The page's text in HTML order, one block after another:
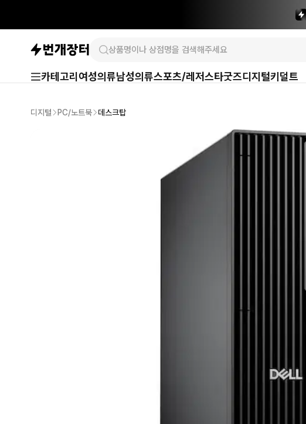
카테고리 여성의류남성의류스포츠/레저스타굿즈디지털키덜트
디지털 PC/노트북 데스크탑